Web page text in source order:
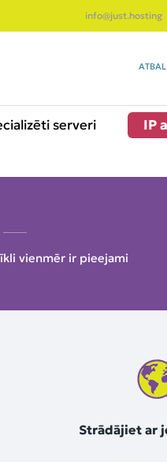
info@just.hosting
serveri IP
vienmēr ir pieejami
Strādājiet ar